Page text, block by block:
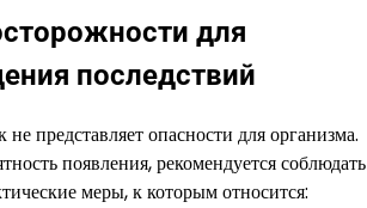
для
последствий
представляет опасности для организма.
появления, рекомендуется соблюдать
меры, к которым относится: